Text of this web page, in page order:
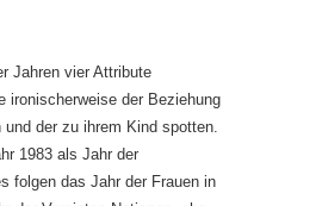
Jahren vier Attribute
ironischerweise der Beziehung
der zu ihrem Kind spotten.
1983 als Jahr der
folgen das Jahr der Frauen in